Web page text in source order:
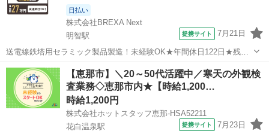
日払い
株式会社BREXA Next
明智駅
提携サイト 7月21日
送電線鉄塔用セラミック製品製造！未経験OK★年間休日122日★残業
少なめ！ワンルーム寮完備◎日払い制度あり！食堂利用可！マイカー
通勤OK★無料駐車場完備◎《岐阜県恵那市》 人気の工場のお仕事 ◇
送電線鉄塔用セラミック製品製...
岐阜 恵那市 明智駅
【恵那市】＼20～50代活躍中／寒天の外観検
査業務◇恵那市内★【時給1,200…
時給1,200円
株式会社ホットスタッフ恵那-HSA52211
花白温泉駅
提携サイト 7月23日